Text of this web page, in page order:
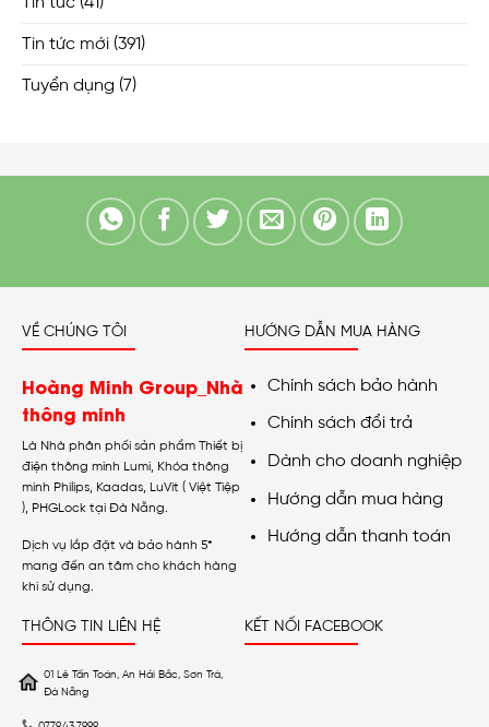
Tin tức mới (391)
Tuyển dụng (7)
VỀ CHÚNG TÔI
Hoàng Minh Group_Nhà
thông minh
Là Nhà phân phối sản phẩm Thiết bị
điện thông minh Lumi, Khóa thông
minh Philips, Kaadas, LuVit ( Việt Tiệp
), PHGLock tại Đà Nẵng.
Dịch vụ lắp đặt và bảo hành 5*
mang đến an tâm cho khách hàng
khi sử dụng.
HƯỚNG DẪN MUA HÀNG
Chính sách bảo hành
Chính sách đổi trả
Dành cho doanh nghiệp
Hướng dẫn mua hàng
Hướng dẫn thanh toán
THÔNG TIN LIÊN HỆ
01 Lê Tấn Toán, An Hải Bắc, Sơn Trà,
Đà Nẵng
KẾT NỐI FACEBOOK